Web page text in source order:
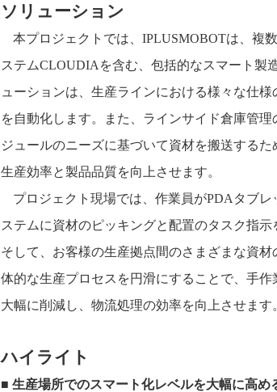
ソリューション
本プロジェクトでは、 IPLUSMOBOTは、複
ステムCLOUDIA を含む、包括的なスマート製
ューションは、生産ラインにおける様々な仕
を自動化します。また、ラインサイド倉庫管理
ジュールのニーズに基づいて資材を搬送する
生産効率と製品品質を向上させます。
プロジェクト現場では、作業員がPDA タブレ
ステムに資材のピッキングと配置のタスク指
そして、お客様の生産拠点間のさまざまな資
体的な生産プロセスを円滑にすることで、手
大幅に削減し、物流処理の効率を向上させます
ハイライト
■ 生産場所でのスマート化レベルを大幅に高め